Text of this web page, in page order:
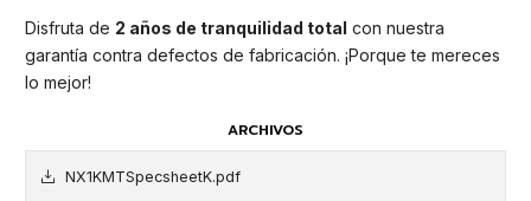
Disfruta de 2 años de tranquilidad total con nuestra
garantía contra defectos de fabricación. ¡Porque te mereces
lo mejor!
ARCHIVOS
NX1KMTSpecsheetK.pdf